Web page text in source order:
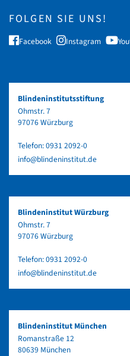
FOLGEN SIE UNS!
Facebook Instagram
Blindeninstitutsstiftung
Ohmstr. 7
97076 Würzburg
Telefon:0931 2092-0
info@blindeninstitut.de
Blindeninstitut Würzburg
Ohmstr. 7
97076 Würzburg
Telefon:0931 2092-0
info@blindeninstitut.de
Blindeninstitut München
Romanstraße 12
80639 München